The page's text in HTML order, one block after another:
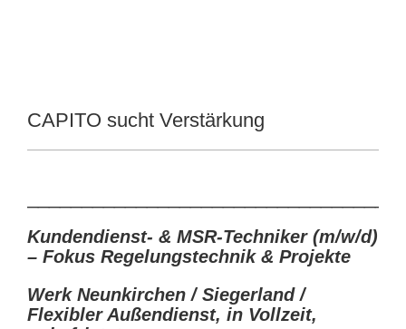
CAPITO sucht Verstärkung
Kundendienst- & MSR-Techniker (m/w/d)
– Fokus Regelungstechnik & Projekte
Werk Neunkirchen / Siegerland /
Flexibler Außendienst, in Vollzeit,